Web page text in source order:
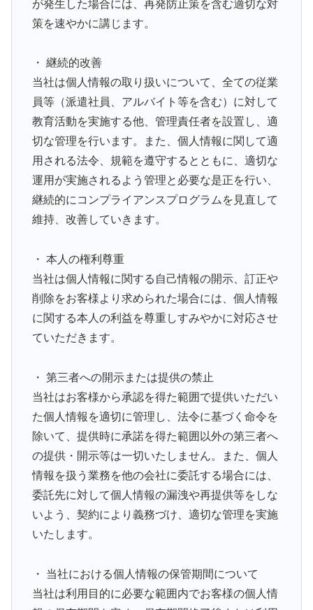
が発生した場合には、再発防止策を含む適切な対
策を速やかに講じます。
・ 継続的改善
当社は個人情報の取り扱いについて、全ての従業
員等（派遣社員、アルバイト等を含む）に対して
教育活動を実施する他、管理責任者を設置し、適
切な管理を行います。また、個人情報に関して適
用される法令、規範を遵守するとともに、適切な
運用が実施されるよう管理と必要な是正を行い、
継続的にコンプライアンスプログラムを見直して
維持、改善していきます。
・ 本人の権利尊重
当社は個人情報に関する自己情報の開示、訂正や
削除をお客様より求められた場合には、個人情報
に関する本人の利益を尊重しすみやかに対応させ
ていただきます。
・ 第三者への開示または提供の禁止
当社はお客様から承認を得た範囲で提供いただい
た個人情報を適切に管理し、法令に基づく命令を
除いて、提供時に承諾を得た範囲以外の第三者へ
の提供・開示等は一切いたしません。また、個人
情報を扱う業務を他の会社に委託する場合には、
委託先に対して個人情報の漏洩や再提供等をしな
いよう、契約により義務づけ、適切な管理を実施
いたします。
・ 当社における個人情報の保管期間について
当社は利用目的に必要な範囲内でお客様の個人情